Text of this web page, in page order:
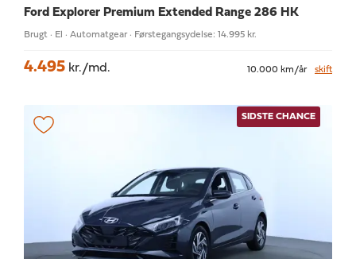
Ford Explorer Premium Extended Range 286 HK
Brugt · El · Automatgear · Førstegangsydelse: 14.995 kr.
4.495 kr./md. 10.000 km/år skift
SIDSTE CHANCE